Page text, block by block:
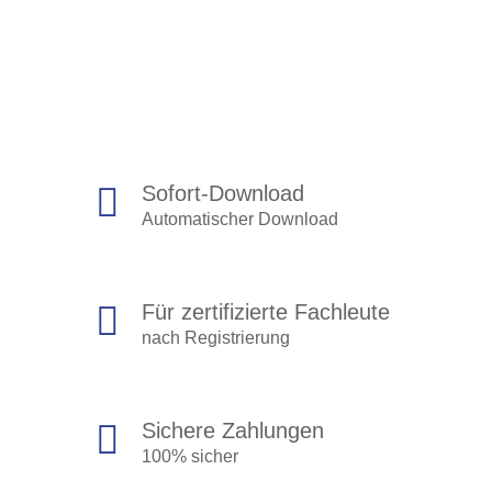
Sofort-Download
Automatischer Download
Für zertifizierte Fachleute
nach Registrierung
Sichere Zahlungen
100% sicher